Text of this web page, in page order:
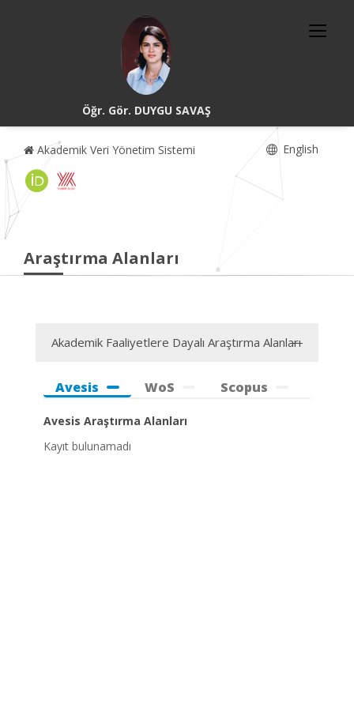
Öğr. Gör. DUYGU SAVAŞ
Akademik Veri Yönetim Sistemi English
Araştırma Alanları
Akademik Faaliyetlere Dayalı Araştırma Alanları
Avesis WoS Scopus
Avesis Araştırma Alanları
Kayıt bulunamadı